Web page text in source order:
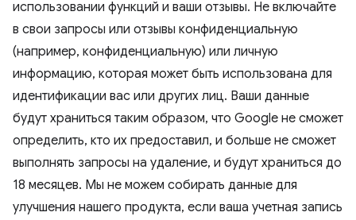
использовании функций и ваши отзывы. Не включайте
в свои запросы или отзывы конфиденциальную
(например, конфиденциальную) или личную
информацию, которая может быть использована для
идентификации вас или других лиц. Ваши данные
будут храниться таким образом, что Google не сможет
определить, кто их предоставил, и больше не сможет
выполнять запросы на удаление, и будут храниться до
18 месяцев. Мы не можем собирать данные для
улучшения нашего продукта, если ваша учетная запись